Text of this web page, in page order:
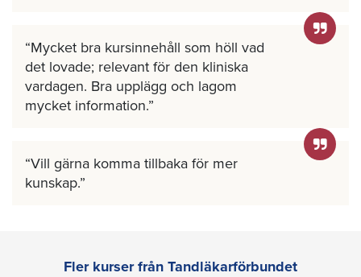
Mycket bra kursinnehåll som höll vad
det lovade; relevant för den kliniska
vardagen. Bra upplägg och lagom
mycket information.
Vill gärna komma tillbaka för mer
kunskap.
Fler kurser från Tandläkarförbundet